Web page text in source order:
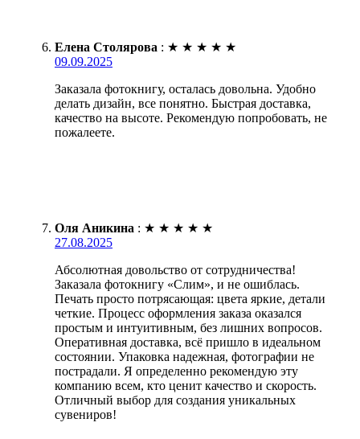
Елена Столярова : ★ ★ ★ ★ ★
09.09.2025
Заказала фотокнигу, осталась довольна. Удобно
делать дизайн, все понятно. Быстрая доставка,
качество на высоте. Рекомендую попробовать, не
пожалеете.
Оля Аникина : ★ ★ ★ ★ ★
27.08.2025
Абсолютная довольство от сотрудничества!
Заказала фотокнигу «Слим», и не ошиблась.
Печать просто потрясающая: цвета яркие, детали
четкие. Процесс оформления заказа оказался
простым и интуитивным, без лишних вопросов.
Оперативная доставка, всё пришло в идеальном
состоянии. Упаковка надежная, фотографии не
пострадали. Я определенно рекомендую эту
компанию всем, кто ценит качество и скорость.
Отличный выбор для создания уникальных
сувениров!